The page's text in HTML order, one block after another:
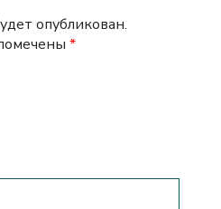
опубликован.
*